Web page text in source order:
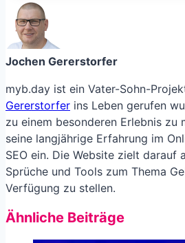
Jochen Gererstorfer
myb.day ist ein Vater-Sohn-
Gererstorfer ins Leben gerufen
zu einem besonderen Erlebnis zu
seine langjährige Erfahrung im
SEO ein. Die Website zielt darauf
Sprüche und Tools zum Thema
Verfügung zu stellen.
Ähnliche Beiträge